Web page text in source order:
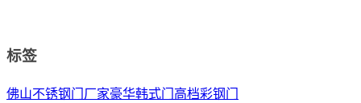
标签
佛山不锈钢门厂家豪华韩式门 高档彩钢门